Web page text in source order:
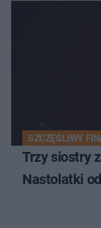
SZCZĘŚLIWY
Trzy siostry
Nastolatki